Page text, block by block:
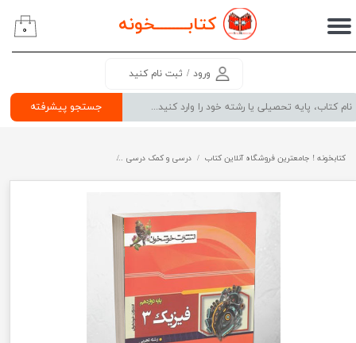
کتابــــــــخونه
جستجو پیشرفته
ورود / ثبت نام کنید
حساب کاربری من
سفارشات
۰
کتابخونه ! جامعترین فروشگاه آنلاین کتاب درسی و کمک درسی